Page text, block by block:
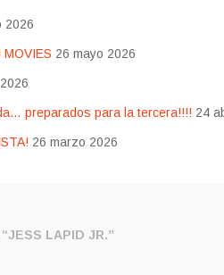
2026
26 mayo 2026
preparados para la tercera!!!! 24
26 marzo 2026
LAPID JR.”